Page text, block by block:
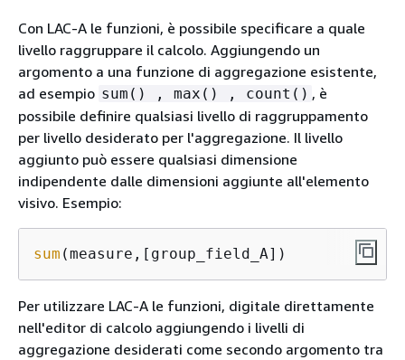
Con LAC-A le funzioni, è possibile specificare a quale
livello raggruppare il calcolo. Aggiungendo un
argomento a una funzione di aggregazione esistente,
ad esempio sum() , max() , count() , è
possibile definire qualsiasi livello di raggruppamento
per livello desiderato per l'aggregazione. Il livello
aggiunto può essere qualsiasi dimensione
indipendente dalle dimensioni aggiunte all'elemento
visivo. Esempio:
sum (measure,[group_field_A])
Per utilizzare LAC-A le funzioni, digitale direttamente
nell'editor di calcolo aggiungendo i livelli di
aggregazione desiderati come secondo argomento tra